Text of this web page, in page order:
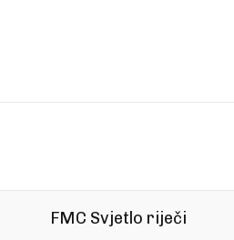
FMC Svjetlo riječi